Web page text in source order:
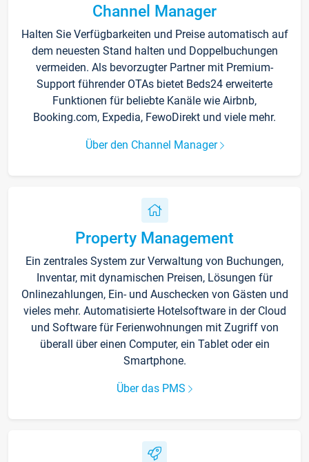
Channel Manager
Halten Sie Verfügbarkeiten und Preise automatisch auf
dem neuesten Stand halten und Doppelbuchungen
vermeiden. Als bevorzugter Partner mit Premium-
Support führender OTAs bietet Beds24 erweiterte
Funktionen für beliebte Kanäle wie Airbnb,
Booking.com, Expedia, FewoDirekt und viele mehr.
Über den Channel Manager
Property Management
Ein zentrales System zur Verwaltung von Buchungen,
Inventar, mit dynamischen Preisen, Lösungen für
Onlinezahlungen, Ein- und Auschecken von Gästen und
vieles mehr. Automatisierte Hotelsoftware in der Cloud
und Software für Ferienwohnungen mit Zugriff von
überall über einen Computer, ein Tablet oder ein
Smartphone.
Über das PMS